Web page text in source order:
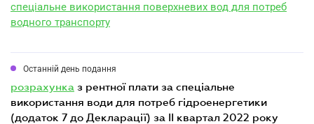
спеціальне використання поверхневих вод для потреб
водного транспорту
Останній день подання
розрахунка з рентної плати за спеціальне
використання води для потреб гідроенергетики
(додаток 7 до Декларації) за II квартал 2022 року